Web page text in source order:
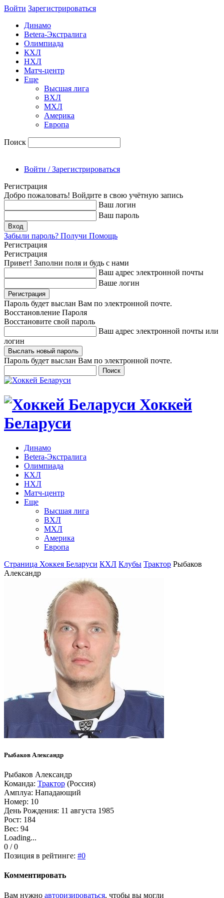
Войти Зарегиcтрироваться
Динамо
Betera-Экстралига
Олимпиада
КХЛ
НХЛ
Матч-центр
Еще
Высшая лига
ВХЛ
МХЛ
Америка
Европа
Поиск
Войти / Зарегистрироваться
Регистрация
Добро пожаловать! Войдите в свою учётную запись
Ваш логин
Ваш пароль
Забыли пароль? Получи Помощь
Регистрация
Регистрация
Привет! Заполни поля и будь с нами
Ваш адрес электронной почты
Ваше логин
Пароль будет выслан Вам по электронной почте.
Восстановление Пароля
Восстановите свой пароль
Ваш адрес электронной почты или
логин
Пароль будет выслан Вам по электронной почте.
Хоккей
Беларуси
Динамо
Betera-Экстралига
Олимпиада
КХЛ
НХЛ
Матч-центр
Еще
Высшая лига
ВХЛ
МХЛ
Америка
Европа
Страница Хоккея Беларуси КХЛ Клубы Трактор Рыбаков
Александр
Рыбаков Александр
Рыбаков Александр
Команда: Трактор (Россия)
Амплуа: Нападающий
Номер: 10
День Рождения: 11 августа 1985
Рост: 184
Вес: 94
Loading...
0 / 0
Позиция в рейтинге: #0
Комментировать
Вам нужно авторизироваться, чтобы вы могли